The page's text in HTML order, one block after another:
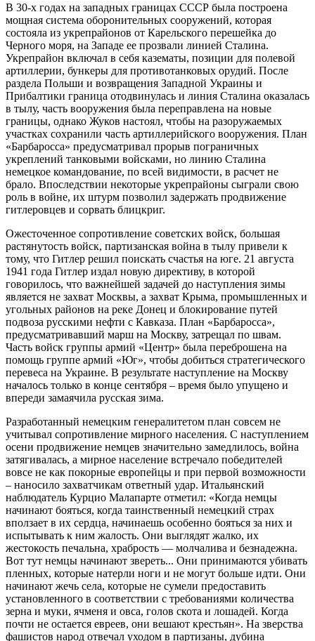
В 30-х годах на западных границах СССР была построена
мощная система оборонительных сооружений, которая
состояла из укрепрайонов от Карельского перешейка до
Черного моря, на Западе ее прозвали линией Сталина.
Укрепрайон включал в себя казематы, позиции для полевой
артиллерии, бункеры для противотанковых орудий. После
раздела Польши и возвращения Западной Украины и
Прибалтики граница отодвинулась и линия Сталина оказалась
в тылу, часть вооружения была переправлена на новые
границы, однако Жуков настоял, чтобы на разоружаемых
участках сохранили часть артиллерийского вооружения. План
«Барбаросса» предусматривал прорыв пограничных
укреплений танковыми войсками, но линию Сталина
немецкое командование, по всей видимости, в расчет не
брало. Впоследствии некоторые укрепрайоны сыграли свою
роль в войне, их штурм позволил задержать продвижение
гитлеровцев и сорвать блицкриг.
Ожесточенное сопротивление советских войск, большая
растянутость войск, партизанская война в тылу привели к
тому, что Гитлер решил поискать счастья на юге. 21 августа
1941 года Гитлер издал новую директиву, в которой
говорилось, что важнейшей задачей до наступления зимы
является не захват Москвы, а захват Крыма, промышленных и
угольных районов на реке Донец и блокирование путей
подвоза русскими нефти с Кавказа. План «Барбаросса»,
предусматривавший марш на Москву, затрещал по швам.
Часть войск группы армий «Центр» была переброшена на
помощь группе армий «Юг», чтобы добиться стратегического
перевеса на Украине. В результате наступление на Москву
началось только в конце сентября – время было упущено и
впереди замаячила русская зима.
Разработанный немецким генералитетом план совсем не
учитывал сопротивление мирного населения. С наступлением
осени продвижение немцев значительно замедлилось, война
затягивалась, а мирное население встречало победителей
вовсе не как покорные европейцы и при первой возможности
– наносило захватчикам ответный удар. Итальянский
наблюдатель Курцио Малапарте отметил: «Когда немцы
начинают бояться, когда таинственный немецкий страх
вползает в их сердца, начинаешь особенно бояться за них и
испытывать к ним жалость. Они выглядят жалко, их
жестокость печальна, храбрость — молчалива и безнадежна.
Вот тут немцы начинают звереть... Они принимаются убивать
пленных, которые натерли ноги и не могут больше идти. Они
начинают жечь села, которые не сумели предоставить
установленного в соответствии с требованиями количества
зерна и муки, ячменя и овса, голов скота и лошадей. Когда
почти не остается евреев, они вешают крестьян». На зверства
фашистов народ отвечал уходом в партизаны, дубина